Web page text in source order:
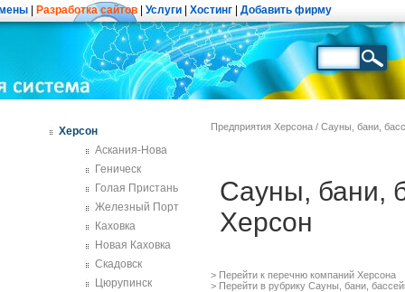
Разработка сайтов Услуги Хостинг Добавить фирму
Херсон
Аскания-Нова
Геническ
Голая Пристань
Железный Порт
Каховка
Новая Каховка
Скадовск
Цюрупинск
Предприятия Херсона / Сауны, бани,
Сауны, бани,
Херсон
> Перейти к перечню компаний Херсона
> Перейти в рубрику Сауны, бани,